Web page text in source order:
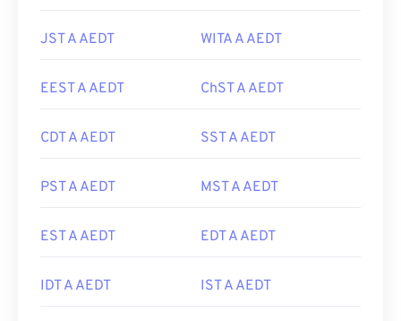
JST A AEDT WITA A AEDT
EEST A AEDT ChST A AEDT
CDT A AEDT SST A AEDT
PST A AEDT MST A AEDT
EST A AEDT EDT A AEDT
IDT A AEDT IST A AEDT